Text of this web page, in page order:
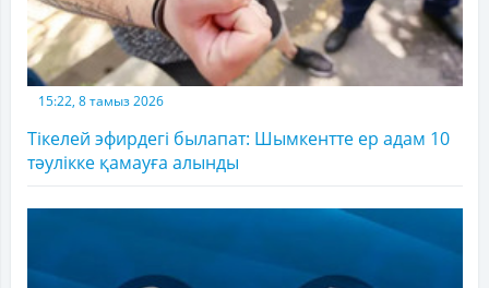
15:22, 8 тамыз 2026
Тікелей эфирдегі былапат: Шымкентте ер адам 10
тәулікке қамауға алынды